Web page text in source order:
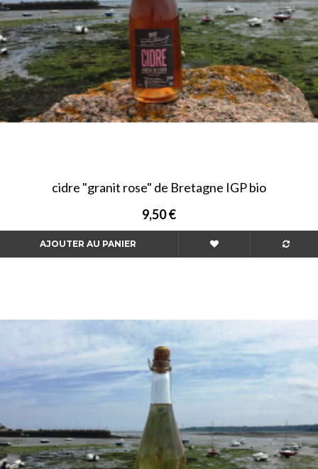
cidre "granit rose" de Bretagne IGP bio
9,50 €
AJOUTER AU PANIER